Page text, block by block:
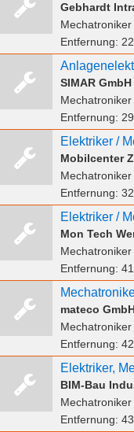
Gebhardt
Entfernung:
SIMAR GmbH
Entfernung:
Elektriker /
Mobilcenter
Entfernung:
Mon Tech
Entfernung:
mateco
Entfernung:
BIM-Bau
Entfernung: